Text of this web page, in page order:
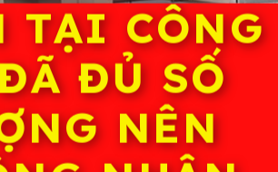
TẠI CÔNG
ĐỦ SỐ
NÊN